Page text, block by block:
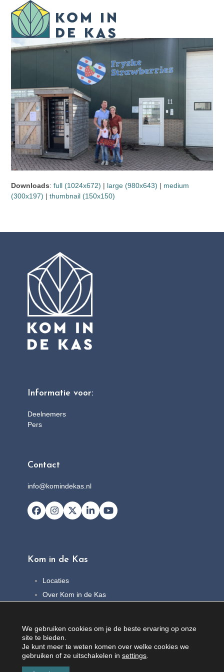
content
Open
mobile
menu
Close
mobile
menu
Downloads:full (1024x672) | large (980x643) | medium
(300x197) |thumbnail (150x150)
Informatie voor:
Deelnemers
Pers
Contact
info@komindekas.nl
Facebook
Instagram
X LinkedInYouTube
Kom in de Kas
Locaties
Over Kom in de Kas
Contact
We gebruiken cookies om je de beste ervaring op onze
site te bieden.
Je kunt meer te weten komen over welke cookies we
gebruiken of ze uitschakelen in settings